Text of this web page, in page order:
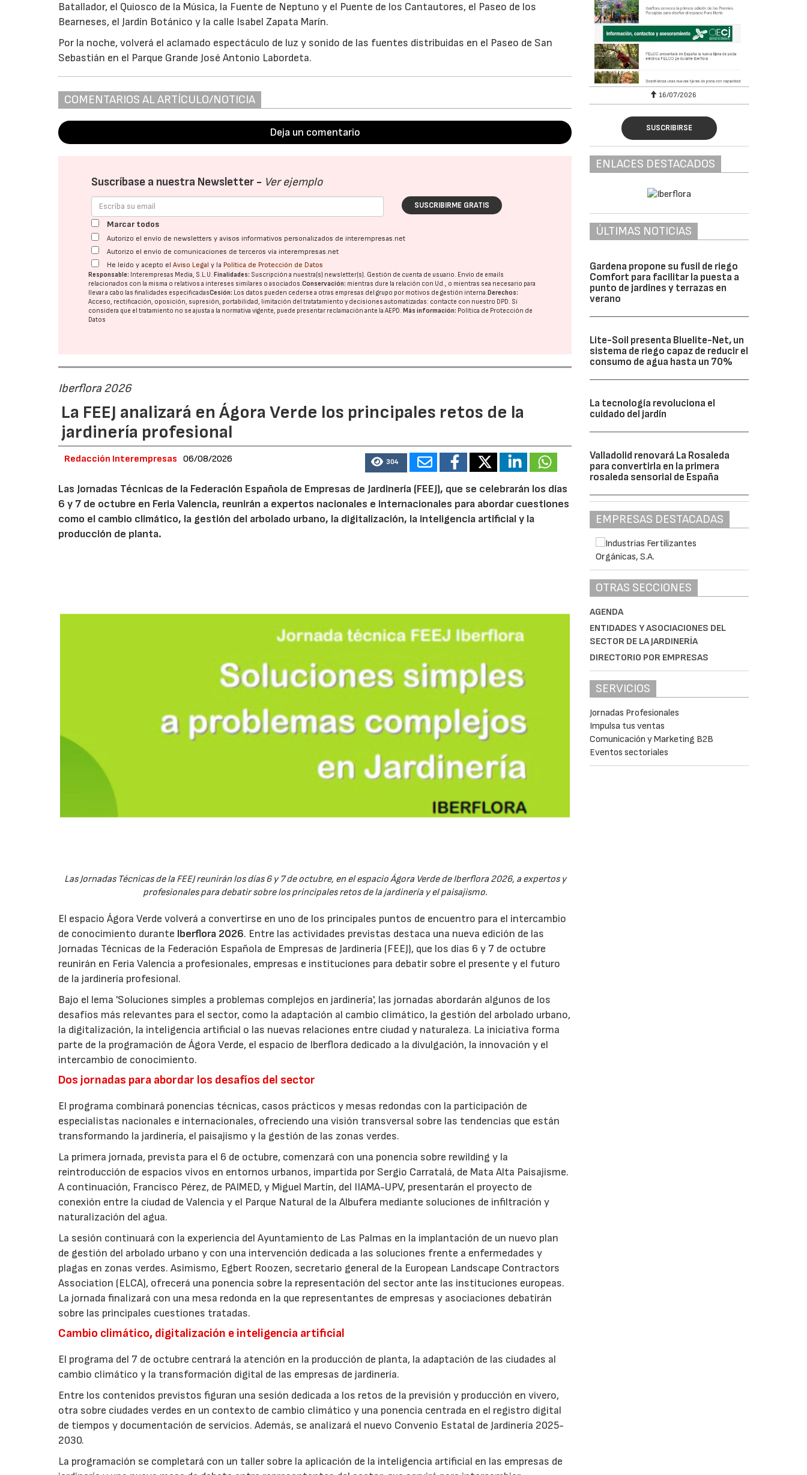
Batallador, el Quiosco de la Música, la Fuente de Neptuno y el Puente de los Cantautores, el Paseo de los
Bearneses, el Jardín Botánico y la calle Isabel Zapata Marín.
Por la noche, volverá el aclamado espectáculo de luz y sonido de las fuentes distribuidas en el Paseo de San
Sebastián en el Parque Grande José Antonio Labordeta.
COMENTARIOS AL ARTÍCULO/NOTICIA
Deja un comentario
Suscríbase a nuestra Newsletter - Ver ejemplo
SUSCRIBIRME GRATIS
Marcar todos
Autorizo el envío de newsletters y avisos informativos personalizados de interempresas.net
Autorizo el envío de comunicaciones de terceros vía interempresas.net
He leído y acepto elAviso Legal y la Política de Protección de Datos
Responsable: Interempresas Media, S.L.U.Finalidades: Suscripción a nuestra(s) newsletter(s). Gestión de cuenta de usuario. Envío de emails
relacionados con la misma o relativos a intereses similares o asociados.Conservación: mientras dure la relación con Ud., o mientras sea necesario para
llevar a cabo las finalidades especificadasCesión: Los datos pueden cederse a otras empresas del grupo por motivos de gestión interna.Derechos:
Acceso, rectificación, oposición, supresión, portabilidad, limitación del tratatamiento y decisiones automatizadas: contacte con nuestro DPD. Si
considera que el tratamiento no se ajusta a la normativa vigente, puede presentar reclamación ante laAEPD.Más información: Política de Protección de
Datos
Iberflora 2026
La FEEJ analizará en Ágora Verde los principales retos de la
jardinería profesional
Redacción Interempresas 06/08/2026 304
Las Jornadas Técnicas de la Federación Española de Empresas de Jardinería (FEEJ), que se celebrarán los días
6 y 7 de octubre en Feria Valencia, reunirán a expertos nacionales e internacionales para abordar cuestiones
como el cambio climático, la gestión del arbolado urbano, la digitalización, la inteligencia artificial y la
producción de planta.
Las Jornadas Técnicas de la FEEJ reunirán los días 6 y 7 de octubre, en el espacio Ágora Verde de Iberflora 2026, a expertos y
profesionales para debatir sobre los principales retos de la jardinería y el paisajismo.
El espacio Ágora Verde volverá a convertirse en uno de los principales puntos de encuentro para el intercambio
de conocimiento durante Iberflora 2026. Entre las actividades previstas destaca una nueva edición de las
Jornadas Técnicas de la Federación Española de Empresas de Jardinería (FEEJ), que los días 6 y 7 de octubre
reunirán en Feria Valencia a profesionales, empresas e instituciones para debatir sobre el presente y el futuro
de la jardinería profesional.
Bajo el lema 'Soluciones simples a problemas complejos en jardinería', las jornadas abordarán algunos de los
desafíos más relevantes para el sector, como la adaptación al cambio climático, la gestión del arbolado urbano,
la digitalización, la inteligencia artificial o las nuevas relaciones entre ciudad y naturaleza. La iniciativa forma
parte de la programación de Ágora Verde, el espacio de Iberflora dedicado a la divulgación, la innovación y el
intercambio de conocimiento.
Dos jornadas para abordar los desafíos del sector
El programa combinará ponencias técnicas, casos prácticos y mesas redondas con la participación de
especialistas nacionales e internacionales, ofreciendo una visión transversal sobre las tendencias que están
transformando la jardinería, el paisajismo y la gestión de las zonas verdes.
La primera jornada, prevista para el 6 de octubre, comenzará con una ponencia sobre rewilding y la
reintroducción de espacios vivos en entornos urbanos, impartida por Sergio Carratalá, de Mata Alta Paisajisme.
A continuación, Francisco Pérez, de PAIMED, y Miguel Martín, del IIAMA-UPV, presentarán el proyecto de
conexión entre la ciudad de Valencia y el Parque Natural de la Albufera mediante soluciones de infiltración y
naturalización del agua.
La sesión continuará con la experiencia del Ayuntamiento de Las Palmas en la implantación de un nuevo plan
de gestión del arbolado urbano y con una intervención dedicada a las soluciones frente a enfermedades y
plagas en zonas verdes. Asimismo, Egbert Roozen, secretario general de la European Landscape Contractors
Association (ELCA), ofrecerá una ponencia sobre la representación del sector ante las instituciones europeas.
La jornada finalizará con una mesa redonda en la que representantes de empresas y asociaciones debatirán
sobre las principales cuestiones tratadas.
Cambio climático, digitalización e inteligencia artificial
El programa del 7 de octubre centrará la atención en la producción de planta, la adaptación de las ciudades al
cambio climático y la transformación digital de las empresas de jardinería.
Entre los contenidos previstos figuran una sesión dedicada a los retos de la previsión y producción en vivero,
otra sobre ciudades verdes en un contexto de cambio climático y una ponencia centrada en el registro digital
de tiempos y documentación de servicios. Además, se analizará el nuevo Convenio Estatal de Jardinería 2025-
2030.
La programación se completará con un taller sobre la aplicación de la inteligencia artificial en las empresas de
16/07/2026
SUSCRIBIRSE
ENLACES DESTACADOS
ÚLTIMAS NOTICIAS
Gardena propone su fusil de riego
Comfort para facilitar la puesta a
punto de jardines y terrazas en
verano
Lite-Soil presenta Bluelite-Net, un
sistema de riego capaz de reducir el
consumo de agua hasta un 70%
La tecnología revoluciona el
cuidado del jardín
Valladolid renovará La Rosaleda
para convertirla en la primera
rosaleda sensorial de España
EMPRESAS DESTACADAS
OTRAS SECCIONES
AGENDA
ENTIDADES Y ASOCIACIONES DEL
SECTOR DE LA JARDINERÍA
DIRECTORIO POR EMPRESAS
SERVICIOS
Jornadas Profesionales
Impulsa tus ventas
Comunicación y Marketing B2B
Eventos sectoriales